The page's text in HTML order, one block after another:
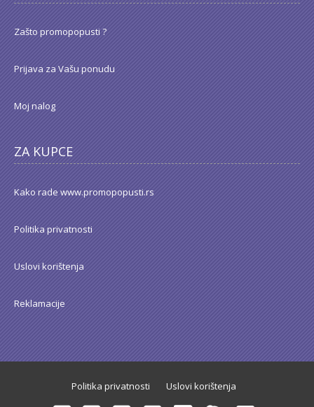
Zašto promopopusti ?
Prijava za Vašu ponudu
Moj nalog
ZA KUPCE
Kako rade www.promopopusti.rs
Politika privatnosti
Uslovi korištenja
Reklamacije
Politika privatnosti Uslovi korištenja